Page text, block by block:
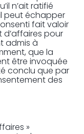
n’ait ratifié
peut échapper
fait valoir
d’affaires pour
admis à
que la
être invoquée
conclu que par
des
»